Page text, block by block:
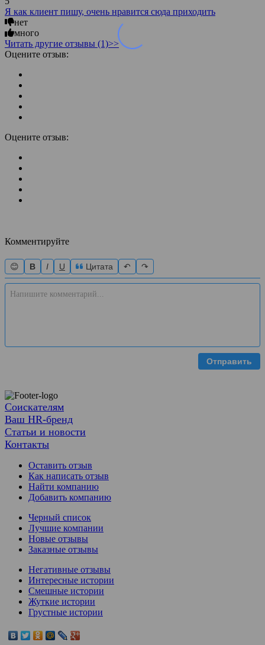
Я как клиент пишу, очень нравится сюда приходить
нет
много
Читать другие отзывы (1)>>
Оцените отзыв:
Оцените отзыв:
Комментируйте
😊 B I U Цитата ↶ ↷
Отправить
Соискателям
Ваш HR-бренд
Статьи и новости
Контакты
Оставить отзыв
Как написать отзыв
Найти компанию
Добавить компанию
Черный список
Лучшие компании
Новые отзывы
Заказные отзывы
Негативные отзывы
Интересные истории
Смешные истории
Жуткие истории
Грустные истории